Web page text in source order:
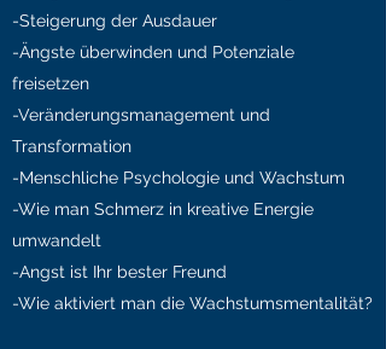
-Steigerung der Ausdauer
-Ängste überwinden und Potenziale
freisetzen
-Veränderungsmanagement und
Transformation
-Menschliche Psychologie und Wachstum
-Wie man Schmerz in kreative Energie
umwandelt
-Angst ist Ihr bester Freund
-Wie aktiviert man die Wachstumsmentalität?